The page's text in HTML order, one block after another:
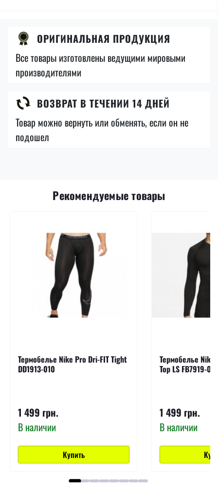
ОРИГИНАЛЬНАЯ ПРОДУКЦИЯ
Все товары изготовлены ведущими мировыми
производителями
ВОЗВРАТ В ТЕЧЕНИИ 14 ДНЕЙ
Товар можно вернуть или обменять, если он не
подошел
Рекомендуемые товары
Термобелье Nike Pro Dri-FIT Tight
DD1913-010
1 499 грн.
В наличии
Купить
Термобелье Nike
Top LS FB7919-010
1 499 грн.
В наличии